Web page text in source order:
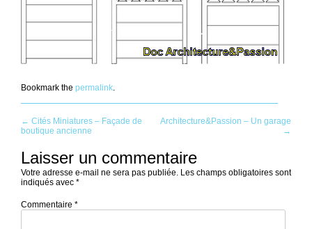
Bookmark the permalink.
Post
navigation
← Cités Miniatures – Façade de
boutique ancienne
Architecture&Passion – Un garage
→
Laisser un commentaire
Votre adresse e-mail ne sera pas publiée. Les champs obligatoires sont
indiqués avec *
Commentaire *